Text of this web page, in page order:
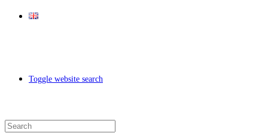
Toggle website search